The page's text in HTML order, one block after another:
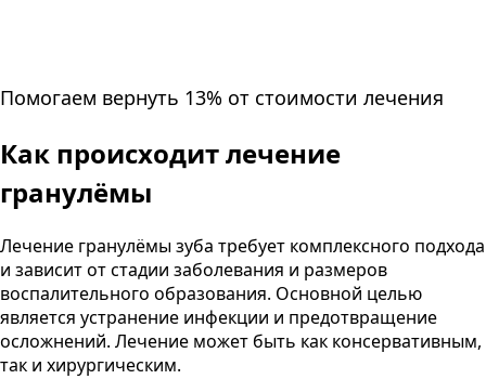
Помогаем вернуть 13% от стоимости лечения
Как происходит лечение
гранулёмы
Лечение гранулёмы зуба требует комплексного подхода
и зависит от стадии заболевания и размеров
воспалительного образования. Основной целью
является устранение инфекции и предотвращение
осложнений. Лечение может быть как консервативным,
так и хирургическим.